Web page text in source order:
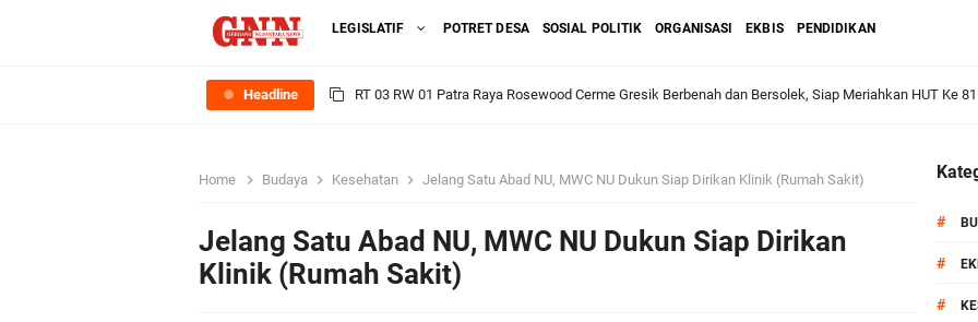
LEGISLATIF POTRET DESA SOSIAL POLITIK ORGANISASI EKBIS PENDIDIKAN
Headline RT 03 RW 01 Patra Raya Rosewood Cerme Gresik Berbenah dan Bersolek, Siap Meriahkan HUT Ke 81
FOZ Jawa Timur Mantapkan Strategi Semester II 2026, Fokus pada Penguatan SDM Amil dan
Home Budaya Kesehatan Jelang Satu Abad NU, MWC NU Dukun Siap Dirikan Klinik (Rumah Sakit)
Jelang Satu Abad NU, MWC NU Dukun Siap Dirikan
Klinik (Rumah Sakit)
#
#
#